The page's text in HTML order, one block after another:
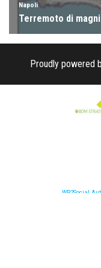
Proudly powered
WP2Social